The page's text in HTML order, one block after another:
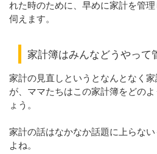
れた時のために、早めに家計を管
伺えます。
家計簿はみんなどうやって
家計の見直しというとなんとなく
が、ママたちはこの家計簿をどの
ょう。
家計の話はなかなか話題に上らな
よね。